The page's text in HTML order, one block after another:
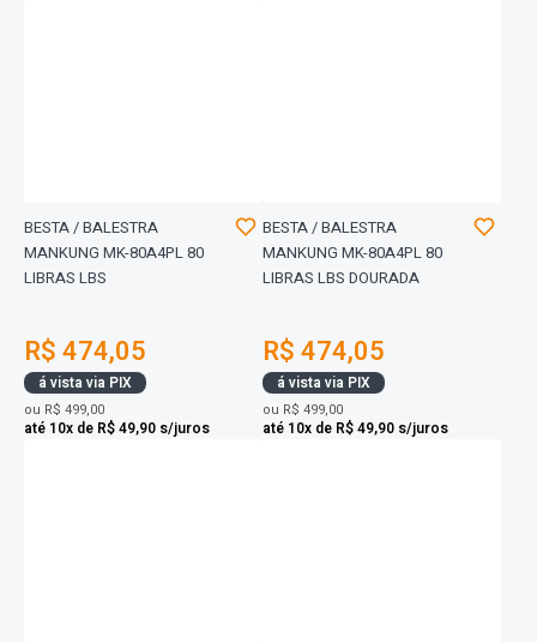
BESTA / BALESTRA
MANKUNG MK-80A4PL 80
LIBRAS LBS
R$ 474,05
á vista via PIX
ou R$ 499,00
até 10x de R$ 49,90 s/juros
BESTA / BALESTRA
MANKUNG MK-80A4PL 80
LIBRAS LBS DOURADA
R$ 474,05
á vista via PIX
ou R$ 499,00
até 10x de R$ 49,90 s/juros